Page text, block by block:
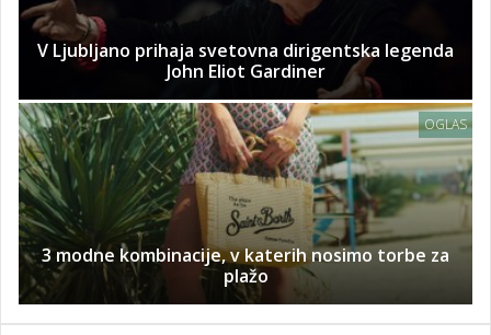
V Ljubljano prihaja svetovna dirigentska legenda
John Eliot Gardiner
OGLAS
3 modne kombinacije, v katerih nosimo torbe za
plažo